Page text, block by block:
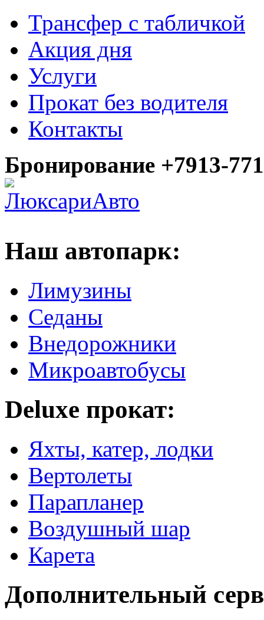
Трансфер с табличкой
Акция дня
Услуги
Прокат без водителя
Контакты
Бронирование +7913-
Наш автопарк:
Лимузины
Седаны
Внедорожники
Микроавтобусы
Deluxe прокат:
Яхты, катер, лодки
Вертолеты
Парапланер
Воздушный шар
Карета
Дополнительный